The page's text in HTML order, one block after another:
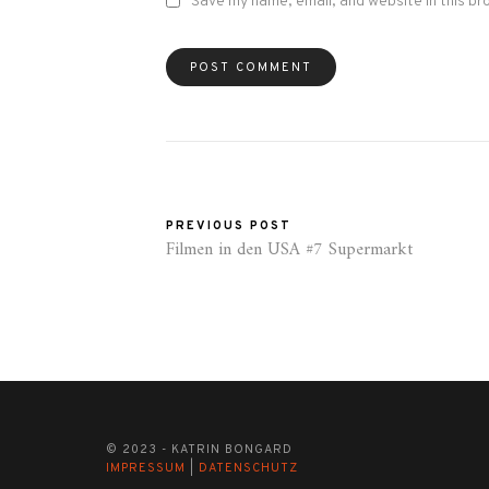
PREVIOUS POST
Filmen in den USA #7 Supermarkt
© 2023 - KATRIN BONGARD
IMPRESSUM
DATENSCHUTZ